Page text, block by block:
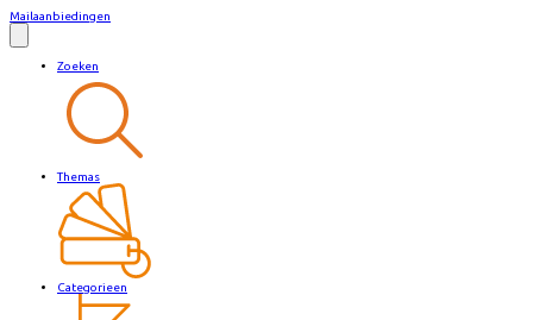
Mailaanbiedingen
Zoeken
Themas
Categorieen